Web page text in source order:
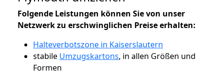
Folgende Leistungen können Sie von unser
Netzwerk zu erschwinglichen Preise erhalten:
Halteverbotszone in Kaiserslautern
stabile Umzugskartons, in allen Größen und
Formen